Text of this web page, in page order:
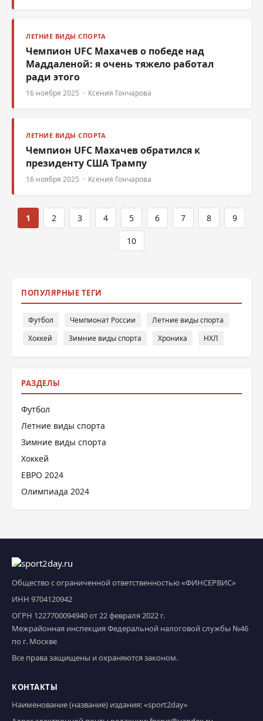
ЛЕТНИЕ ВИДЫ СПОРТА
Чемпион UFC Махачев о победе над
Маддаленой: я очень тяжело работал
ради этого
16 ноября 2025 · Ксения Гончарова
ЛЕТНИЕ ВИДЫ СПОРТА
Чемпион UFC Махачев обратился к
президенту США Трампу
16 ноября 2025 · Ксения Гончарова
1 2 3 4 5 6 7 8 9
10
ПОПУЛЯРНЫЕ ТЕГИ
Футбол Чемпионат России
Летние виды спорта
Хоккей
Зимние виды спорта Хроника НХЛ
РАЗДЕЛЫ
Футбол
Летние виды спорта
Зимние виды спорта
Хоккей
ЕВРО 2024
Олимпиада 2024
Общество с ограниченной ответственностью «ФИНСЕРВИС»
ИНН 9704120942
ОГРН 1227700094940 от 22 февраля 2022 г.
Межрайонная инспекция Федеральной налоговой службы №46
по г. Москве
Все права защищены и охраняются законом.
КОНТАКТЫ
Наименование (название) издания: «sport2day»